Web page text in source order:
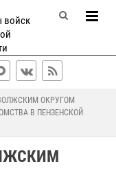
войск
ОКРУГОМ
В ПЕНЗЕНСКОЙ